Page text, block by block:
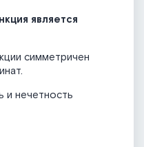
является
симметричен
и нечетность